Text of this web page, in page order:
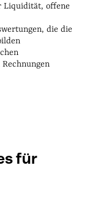
Liquidität, offene
die die
für